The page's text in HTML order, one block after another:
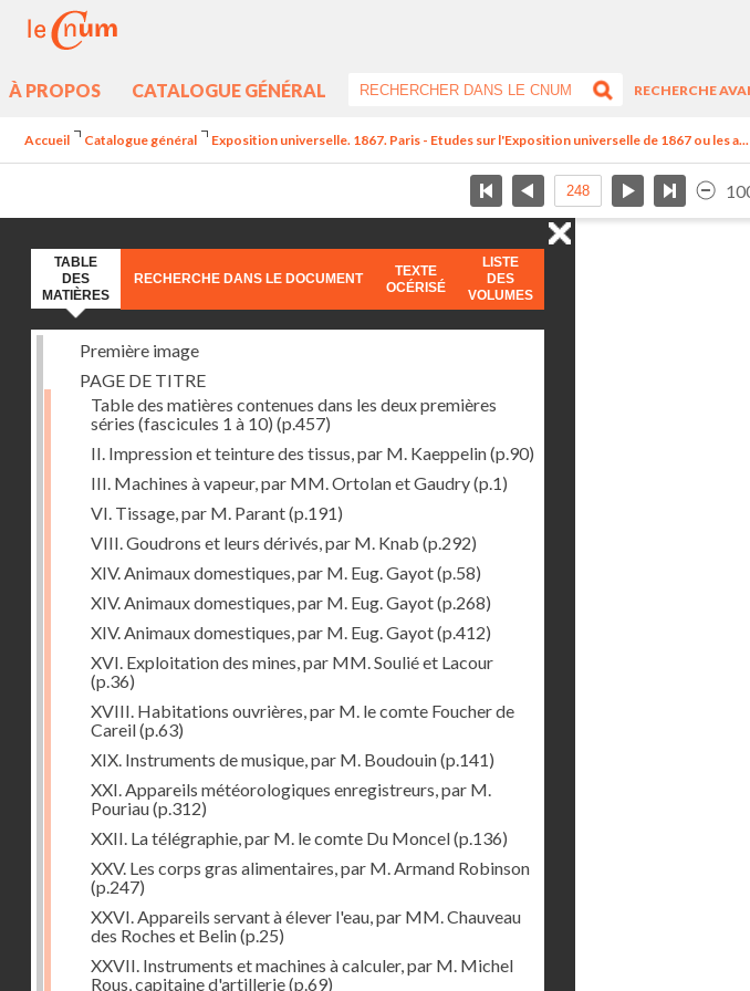
À PROPOS CATALOGUE GÉNÉRAL
RECHERCHE
Accueil Catalogue général Exposition universelle. 1867. Paris - Etudes sur l'Exposition universelle de 1867 ou les a...
TABLE
DES
MATIÈRES
RECHERCHE DANS LE DOCUMENT
TEXTE
OCÉRISÉ
LISTE
DES
VOLUMES
Première image
PAGE DE TITRE
Table des matières contenues dans les deux premières
séries (fascicules 1 à 10) (p.457)
II. Impression et teinture des tissus, par M. Kaeppelin(p.90)
III. Machines à vapeur, par MM. Ortolan et Gaudry(p.1)
VI. Tissage, par M. Parant(p.191)
VIII. Goudrons et leurs dérivés, par M. Knab (p.292)
XIV. Animaux domestiques, par M. Eug. Gayot(p.58)
XIV. Animaux domestiques, par M. Eug. Gayot(p.268)
XIV. Animaux domestiques, par M. Eug. Gayot(p.412)
XVI. Exploitation des mines, par MM. Soulié et Lacour
(p.36)
XVIII. Habitations ouvrières, par M. le comte Foucher de
Careil(p.63)
XIX. Instruments de musique, par M. Boudouin(p.141)
XXI. Appareils météorologiques enregistreurs, par M.
Pouriau(p.312)
XXII. La télégraphie, par M. le comte Du Moncel(p.136)
XXV. Les corps gras alimentaires, par M. Armand Robinson
(p.247)
XXVI. Appareils servant à élever l'eau, par MM. Chauveau
des Roches et Belin(p.25)
XXVII. Instruments et machines à calculer, par M. Michel
Rous, capitaine d'artillerie(p.69)